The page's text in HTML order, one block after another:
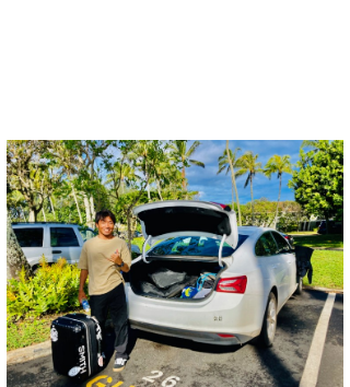
waka☆=
YUKI☆
たっちー
ハンマー
まっきー